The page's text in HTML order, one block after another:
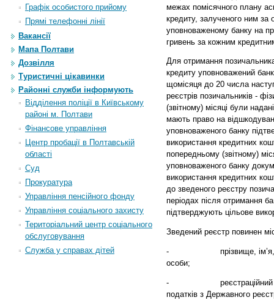
Графік особистого прийому
Прямі телефонні лінії
Вакансії
Мапа Полтави
Дозвілля
Туристичні цікавинки
Районні служби інформують
Відділення поліції в Київському
районі м. Полтави
Фінансове управління
Центр пробації в Полтавській
області
Суд
Прокуратура
Управління пенсійного фонду
Управління соціального захисту
Територіальний центр соціального
обслуговування
Служба у справах дітей
межах помісячного плану
кредиту, залученого ним
уповноваженому банку на
гривень за кожним
Для отримання
кредиту уповноважений
щомісяця до 20 числа
реєстрів позичальників -
(звітному) місяці були
мають право на
уповноваженого банку
використання кредитних
попередньому (звітному)
уповноваженого банку
використання кредитних
до зведеного реєстру
періодах після отримання
підтверджують цільове
Зведений реєстр повинен
- прізвище, ім’я, по
особи;
- реєстраційний номер
податків з Державного